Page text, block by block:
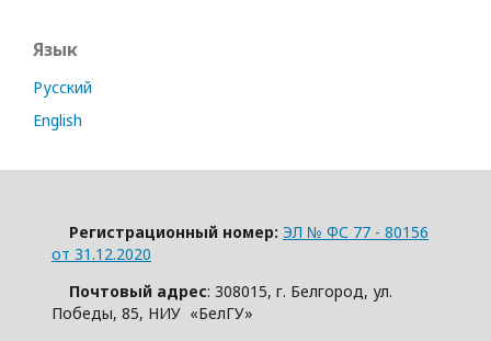
Язык
Русский
English
Регистрационный номер: ЭЛ № ФС 77 - 80156
от 31.12.2020
Почтовый адрес: 308015, г. Белгород, ул.
Победы, 85, НИУ «БелГУ»